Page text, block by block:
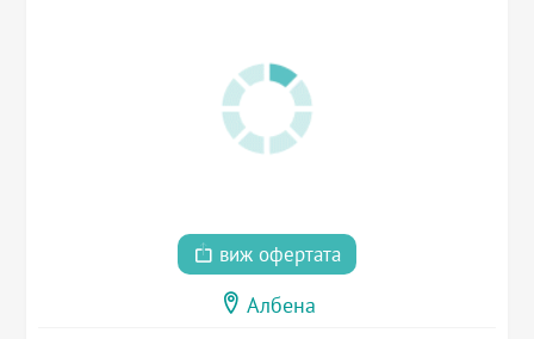
виж офертата
Албена